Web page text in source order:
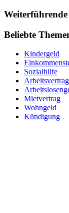
Beliebte
Kindergeld
Sozialhilfe
Arbeitsvertrag
Mietvertrag
Wohngeld
Kündigung